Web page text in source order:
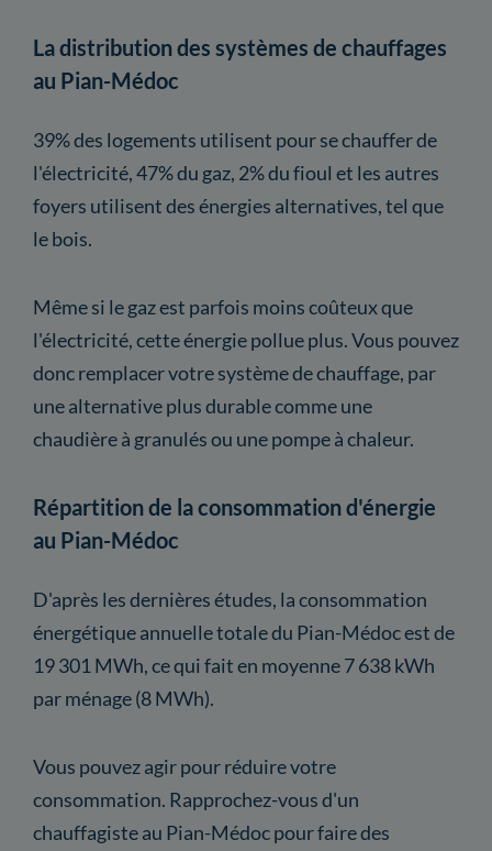
La distribution des systèmes de chauffages
au Pian-Médoc
39% des logements utilisent pour se chauffer de
l'électricité, 47% du gaz, 2% du fioul et les autres
foyers utilisent des énergies alternatives, tel que
le bois.
Même si le gaz est parfois moins coûteux que
l'électricité, cette énergie pollue plus. Vous pouvez
donc remplacer votre système de chauffage, par
une alternative plus durable comme une
chaudière à granulés ou une pompe à chaleur.
Répartition de la consommation d'énergie
au Pian-Médoc
D'après les dernières études, la consommation
énergétique annuelle totale du Pian-Médoc est de
19 301 MWh, ce qui fait en moyenne 7 638 kWh
par ménage (8 MWh).
Vous pouvez agir pour réduire votre
consommation. Rapprochez-vous d'un
chauffagiste au Pian-Médoc pour faire des